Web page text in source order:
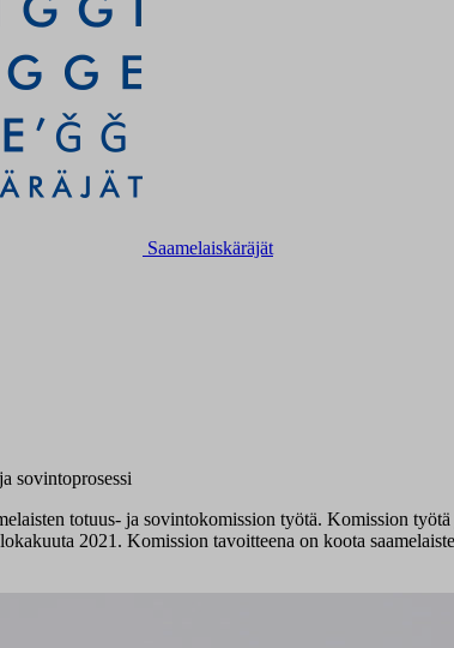
Saamelaiskäräjät
sovintoprosessi
totuus- ja sovintokomission työtä. Komission
2021. Komission tavoitteena on koota